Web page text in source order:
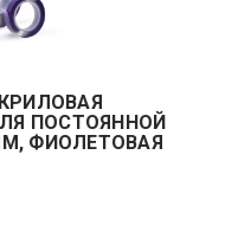
ПОСТОЯННОЙ
ФИОЛЕТОВАЯ